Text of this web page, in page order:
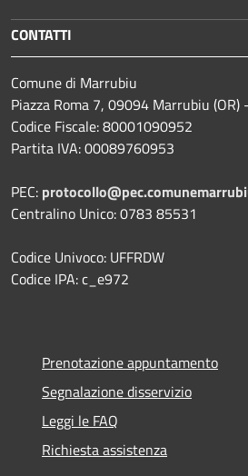
CONTATTI
Comune di Marrubiu
Piazza Roma 7, 09094 Marrubiu
Codice Fiscale: 80001090952
Partita IVA: 00089760953
PEC:
Centralino Unico: 0783 85531
Codice Univoco: UFFRDW
Codice IPA: c_e972
Prenotazione appuntamento
Segnalazione disservizio
Leggi le FAQ
Richiesta assistenza